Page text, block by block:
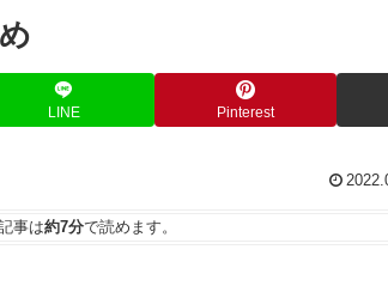
LINE Pinterest
事は約7分で読めます。